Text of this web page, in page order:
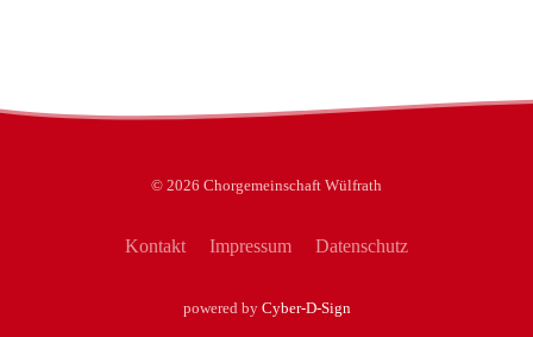
© 2026 Chorgemeinschaft Wülfrath
Kontakt Impressum Datenschutz
powered by Cyber-D-Sign